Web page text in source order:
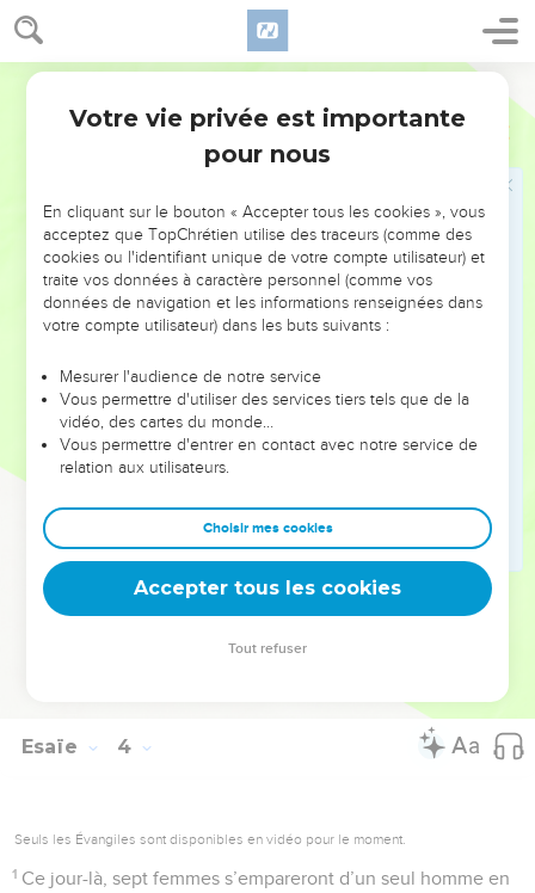
Esaïe 3
17 A cause de cela, le Seigneur rendra chauve le sommet de
leur tête, l'Eternel dégarnira leur front.
d'ornement à leurs pieds, ainsi que les filets et les croissants,
les boucles d'oreilles, les bracelets et les voiles,
les diadèmes, les chaînettes des pieds et les ceintures, les
boîtes à parfums et les amulettes,
les bagues et les anneaux du nez,
les habits précieux et les larges robes, les manteaux et les
châles.
Au lieu de parfum, il y aura de la pourriture ; au lieu de
ceinture, une corde ; au lieu de cheveux bouclés, une tête
chauve ; au lieu d'un large manteau, un sac étroit ; une
Les veuves de Jérusalem
Tes hommes tomberont sous l'épée, tes héros tomberont
Esaïe 4
Seuls les Évangiles sont disponibles en vidéo pour le moment.
1 Ce jour-là, sept femmes s’empareront d’un seul homme en
Votre vie privée est importante
pour nous
En cliquant sur le bouton « Accepter tous les cookies », vous
acceptez que TopChrétien utilise des traceurs (comme des
cookies ou l'identifiant unique de votre compte utilisateur) et
traite vos données à caractère personnel (comme vos
données de navigation et les informations renseignées dans
votre compte utilisateur) dans les buts suivants :
Mesurer l'audience de notre service
Vous permettre d'utiliser des services tiers tels que de la
vidéo, des cartes du monde…
Vous permettre d'entrer en contact avec notre service de
relation aux utilisateurs.
Choisir mes cookies
Accepter tous les cookies
Tout refuser